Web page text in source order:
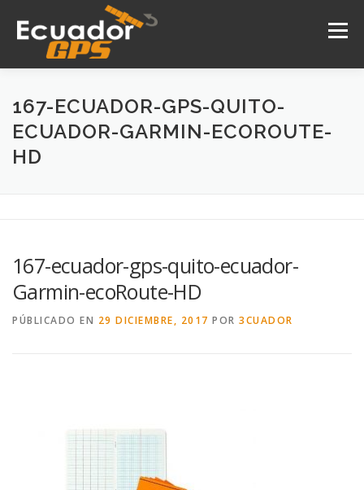
contenido
Menú
INICIO NOSOTROS PRODUCTOS
DRONES
167-ECUADOR-GPS-QUITO-
ECUADOR-GARMIN-ECOROUTE-
HD
167-ecuador-gps-quito-ecuador-
Garmin-ecoRoute-HD
PÚBLICADO EN 29 DICIEMBRE, 2017 POR 3CUADOR